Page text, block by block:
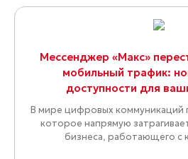
Мессенджер «Макс»
мобильный трафик:
доступности для
В мире цифровых
которое напрямую
бизнеса, работающего с